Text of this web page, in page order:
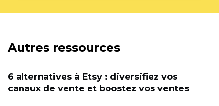
Autres ressources
6 alternatives à Etsy : diversifiez vos
canaux de vente et boostez vos ventes